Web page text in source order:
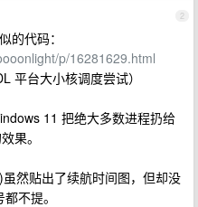
2
的代码：
p/16281629.html
平台大小核调度尝试）
11 把绝大多数进程扔给
果。
然贴出了续航时间图，但却没
不提。